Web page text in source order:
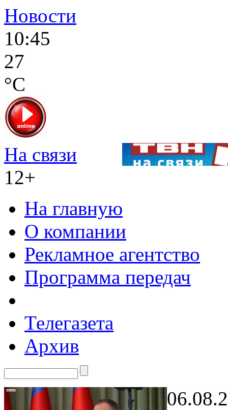
Новости
10:45
27
°C
На связи
12+
На главную
О компании
Рекламное агентство
Программа передач
Телегазета
Архив